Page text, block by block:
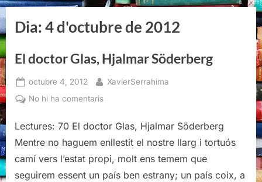
Dia:4 d'octubre de 2012
El doctor Glas, Hjalmar Söderberg
Posted
on
octubre 4, 2012 By
XavierSerrahima
No hi ha comentarisa
doctor
Glas,
Söderberg
Lectures: 70 El doctor Glas, Hjalmar Söderberg
Mentre no haguem enllestit el nostre llarg i tortuós
camí vers l’estat propi, molt ens temem que
seguirem essent un país ben estrany; un país coix, a